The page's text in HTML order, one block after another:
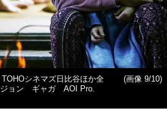
シネマズ日比谷ほか全
ジョン ギャガ AOI Pro.
(画像 9/10)